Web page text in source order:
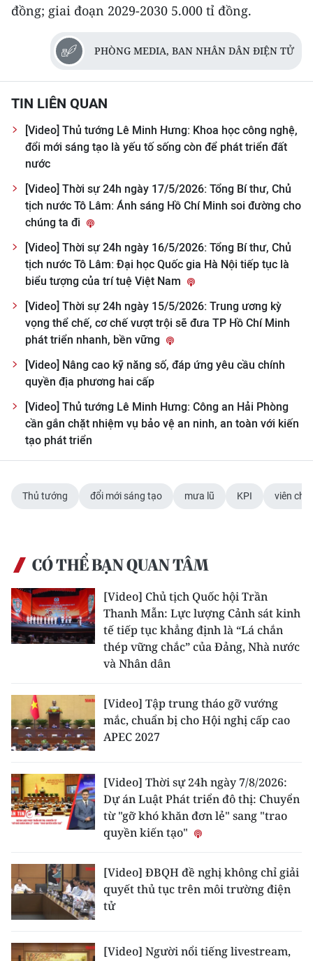
Chuyên trang TP. Hồ Chí Minh
CHUYÊN ĐỀ
CÁC CHUYÊN TRANG
VỀ BÁO NHÂN DÂN
THỜI NAY
NHÂN DÂN CUỐI TUẦN
NHÂN DÂN HẰNG THÁNG
MUA BÁO
ĐỌC BÁO IN
ENGLISH
中文
FRANÇAIS
РУССКИЙ
đồng; giai đoạn 2029-2030 5.000 tỉ đồng.
PHÒNG MEDIA, BAN NHÂN DÂN ĐIỆN TỬ
TIN LIÊN QUAN
[Video] Thủ tướng Lê Minh Hưng: Khoa học công nghệ,
đổi mới sáng tạo là yếu tố sống còn để phát triển đất
nước
[Video] Thời sự 24h ngày 17/5/2026: Tổng Bí thư, Chủ
tịch nước Tô Lâm: Ánh sáng Hồ Chí Minh soi đường cho
chúng ta đi
[Video] Thời sự 24h ngày 16/5/2026: Tổng Bí thư, Chủ
tịch nước Tô Lâm: Đại học Quốc gia Hà Nội tiếp tục là
biểu tượng của trí tuệ Việt Nam
[Video] Thời sự 24h ngày 15/5/2026: Trung ương kỳ
vọng thể chế, cơ chế vượt trội sẽ đưa TP Hồ Chí Minh
phát triển nhanh, bền vững
[Video] Nâng cao kỹ năng số, đáp ứng yêu cầu chính
quyền địa phương hai cấp
[Video] Thủ tướng Lê Minh Hưng: Công an Hải Phòng
cần gắn chặt nhiệm vụ bảo vệ an ninh, an toàn với kiến
tạo phát triển
Thủ tướng đổi mới sáng tạo mưa lũ KPI viên
CÓ THỂ BẠN QUAN TÂM
[Video] Chủ tịch Quốc hội Trần
Thanh Mẫn: Lực lượng Cảnh sát kinh
tế tiếp tục khẳng định là “Lá chắn
thép vững chắc” của Đảng, Nhà nước
và Nhân dân
[Video] Tập trung tháo gỡ vướng
mắc, chuẩn bị cho Hội nghị cấp cao
APEC 2027
[Video] Thời sự 24h ngày 7/8/2026:
Dự án Luật Phát triển đô thị: Chuyển
từ "gỡ khó khăn đơn lẻ" sang "trao
quyền kiến tạo"
[Video] ĐBQH đề nghị không chỉ giải
quyết thủ tục trên môi trường điện
tử
[Video] Người nổi tiếng livestream,